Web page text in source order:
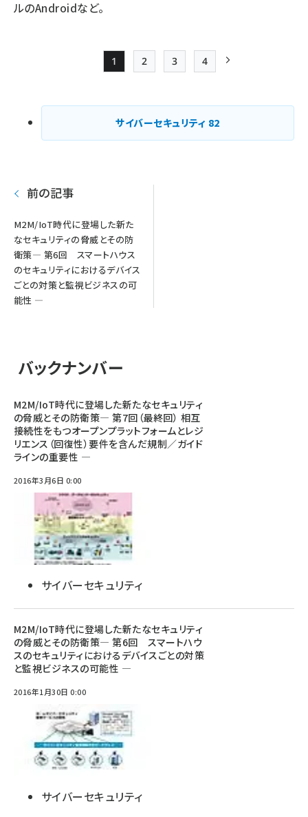
ルのAndroidなど。
ジ
送
Page
1
Page
2
Page
3
Page
4
サイバーセキュリティ 82
前の記事
M2M/IoT時代に登場した新た
なセキュリティの脅威とその防
衛策― 第6回 スマートハウス
のセキュリティにおけるデバイス
ごとの対策と監視ビジネスの可
能性 ―
バックナンバー
M2M/IoT時代に登場した新たなセキュリティ
の脅威とその防衛策― 第7回（最終回） 相互
接続性をもつオープンプラットフォームとレジ
リエンス（回復性）要件を含んだ規制／ガイド
ラインの重要性 ―
2016年3月6日 0:00
サイバーセキュリティ
M2M/IoT時代に登場した新たなセキュリティ
の脅威とその防衛策― 第6回 スマートハウ
スのセキュリティにおけるデバイスごとの対策
と監視ビジネスの可能性 ―
2016年1月30日 0:00
サイバーセキュリティ